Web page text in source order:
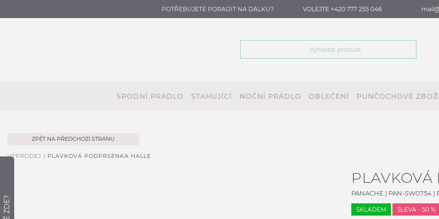
POTŘEBUJETE PORADIT NA DÁLKU? VOLEJTE +420 777 255 046
SPODNÍ PRÁDLO STAHUJÍCÍ NOČNÍ PRÁDLO OBLEČENÍ PUNČOCHOVÉ
ZPĚT NA PŘEDCHOZÍ STRANU
VÝPRODEJ | PLAVKOVÁ PODPRSENKA HALLE
PANACHE | PAN-SW0754 |
SKLADEM SLEVA - 50 %